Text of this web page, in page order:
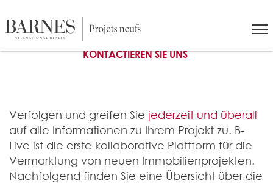
KONTACTIEREN SIE UNS
Verfolgen und greifen Sie jederzeit und überall
auf alle Informationen zu Ihrem Projekt zu. B-
Live ist die erste kollaborative Plattform für die
Vermarktung von neuen Immobilienprojekten.
Nachfolgend finden Sie eine Übersicht über die